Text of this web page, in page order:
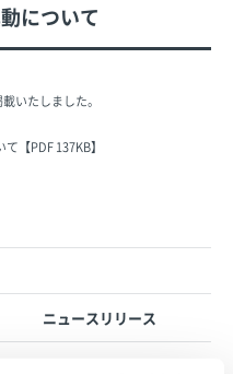
について
いたしました。
【PDF 137KB】
ニュースリリース